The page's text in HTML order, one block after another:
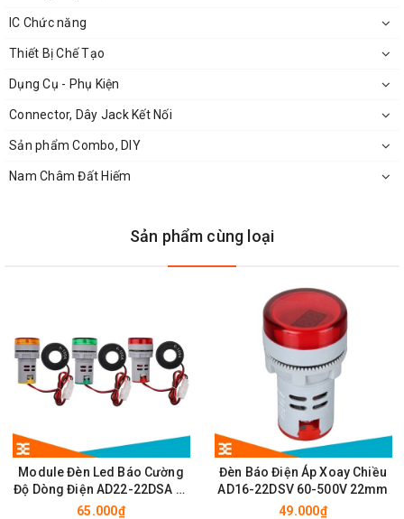
IC Chức năng
Thiết Bị Chế Tạo
Dụng Cụ - Phụ Kiện
Connector, Dây Jack Kết Nối
Sản phẩm Combo, DIY
Nam Châm Đất Hiếm
Sản phẩm cùng loại
Module Đèn Led Báo Cường
Độ Dòng Điện AD22-22DSA 0-
50A 22mm
65.000₫
Đèn Báo Điện Áp Xoay Chiều
AD16-22DSV 60-500V 22mm
49.000₫